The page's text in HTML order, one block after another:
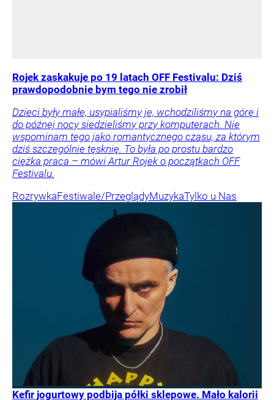
Rojek zaskakuje po 19 latach OFF Festivalu: Dziś
prawdopodobnie bym tego nie zrobił
Dzieci były małe, usypialiśmy je, wchodziliśmy na górę i
do późnej nocy siedzieliśmy przy komputerach. Nie
wspominam tego jako romantycznego czasu, za którym
dziś szczególnie tęsknię. To była po prostu bardzo
ciężka praca – mówi Artur Rojek o początkach OFF
Festivalu.
RozrywkaFestiwale/PrzeglądyMuzykaTylko u Nas
Kefir jogurtowy podbija półki sklepowe. Mało kalorii